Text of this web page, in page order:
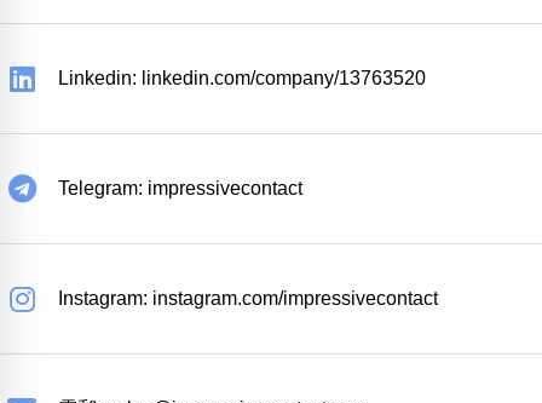
Linkedin: linkedin.com/company/13763520
Telegram: impressivecontact
Instagram: instagram.com/impressivecontact